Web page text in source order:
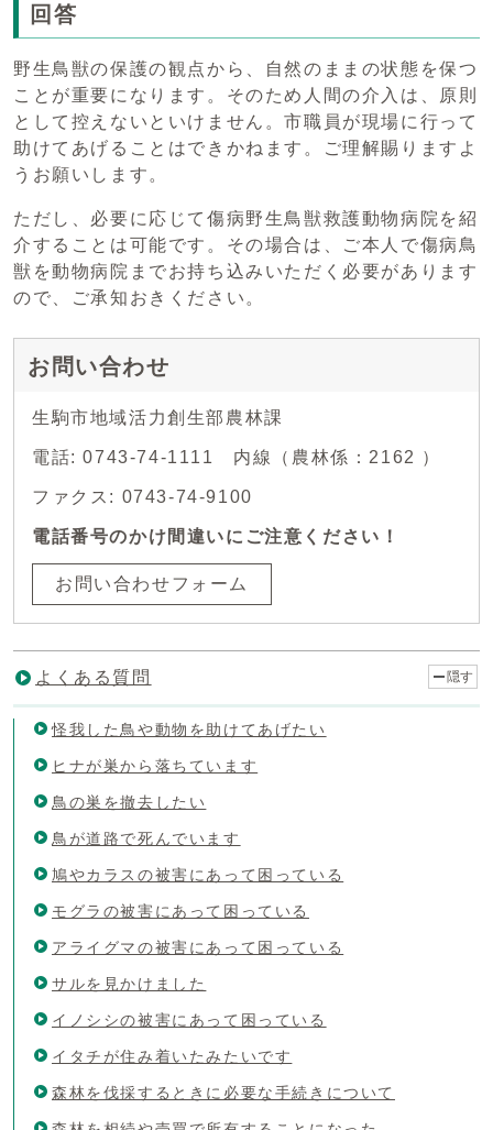
回答
野生鳥獣の保護の観点から、自然のままの状態を保つ
ことが重要になります。そのため人間の介入は、原則
として控えないといけません。市職員が現場に行って
助けてあげることはできかねます。ご理解賜りますよ
うお願いします。
ただし、必要に応じて傷病野生鳥獣救護動物病院を紹
介することは可能です。その場合は、ご本人で傷病鳥
獣を動物病院までお持ち込みいただく必要があります
ので、ご承知おきください。
お問い合わせ
生駒市地域活力創生部農林課
電話: 0743-74-1111 内線（農林係：2162 ）
ファクス: 0743-74-9100
電話番号のかけ間違いにご注意ください！
お問い合わせフォーム
よくある質問 隠す
怪我した鳥や動物を助けてあげたい
ヒナが巣から落ちています
鳥の巣を撤去したい
鳥が道路で死んでいます
鳩やカラスの被害にあって困っている
モグラの被害にあって困っている
アライグマの被害にあって困っている
サルを見かけました
イノシシの被害にあって困っている
イタチが住み着いたみたいです
森林を伐採するときに必要な手続きについて